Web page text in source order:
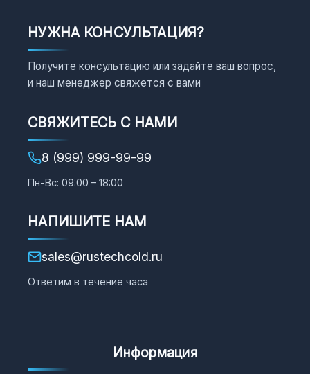
НУЖНА КОНСУЛЬТАЦИЯ?
Получите консультацию или задайте ваш вопрос,
и наш менеджер свяжется с вами
СВЯЖИТЕСЬ С НАМИ
8 (999) 999-99-99
Пн-Вс: 09:00 – 18:00
НАПИШИТЕ НАМ
sales@rustechcold.ru
Ответим в течение часа
Информация